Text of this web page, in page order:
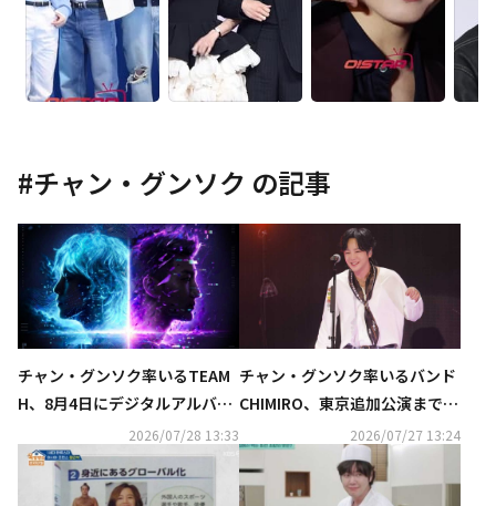
#チャン・グンソク の記事
チャン・グンソク率いるTEAM
H、8月4日にデジタルアルバム
「DAWN AFTER DARK」配信リ
リース決定
2026/07/28 13:33
チャン・グンソク率いるバンド
CHIMIRO、東京追加公演まで完
走！TEAM HのZepp Haneda公
2026/07/27 13:24